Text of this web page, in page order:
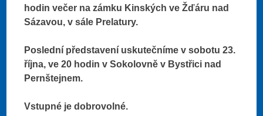
hodin večer na zámku Kinských ve Žďáru nad
Sázavou, v sále Prelatury.
Poslední představení uskutečníme v sobotu 23.
října, ve 20 hodin v Sokolovně v Bystřici nad
Pernštejnem.
Vstupné je dobrovolné.